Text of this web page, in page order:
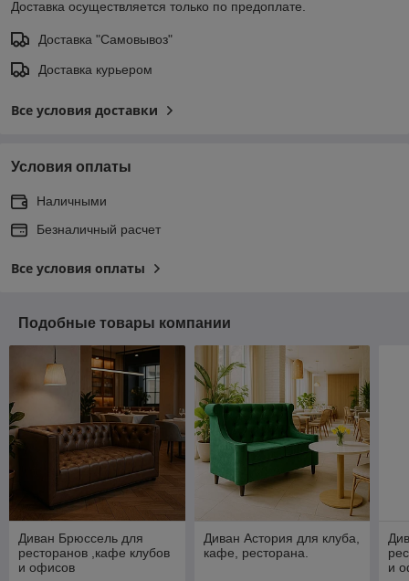
Доставка осуществляется только по предоплате.
Доставка "Самовывоз"
Доставка курьером
Все условия доставки
Условия оплаты
Наличными
Безналичный расчет
Все условия оплаты
Подобные товары компании
Диван Брюссель для
ресторанов ,кафе клубов
и офисов
Диван Астория для клуба,
кафе, ресторана.
и